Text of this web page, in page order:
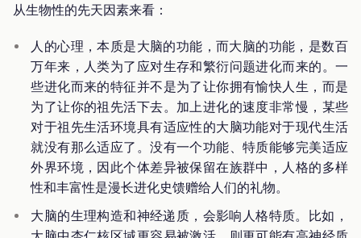
从生物性的先天因素来看：
人的心理，本质是大脑的功能，而大脑的功能，是数百
万年来，人类为了应对生存和繁衍问题进化而来的。一
些进化而来的特征并不是为了让你拥有愉快人生，而是
为了让你的祖先活下去。加上进化的速度非常慢，某些
对于祖先生活环境具有适应性的大脑功能对于现代生活
就没有那么适应了。没有一个功能、特质能够完美适应
外界环境，因此个体差异被保留在族群中，人格的多样
性和丰富性是漫长进化史馈赠给人们的礼物。
大脑的生理构造和神经递质，会影响人格特质。比如，